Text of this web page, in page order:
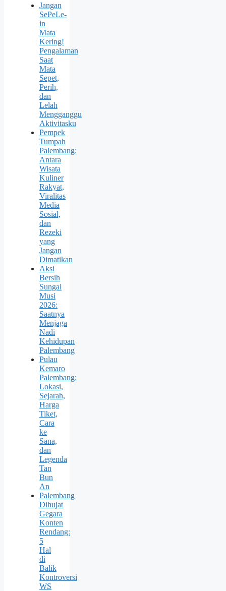
Jangan
SePeLe-
in
Mata
Kering!
Pengalaman
Saat
Mata
Sepet,
Perih,
dan
Lelah
Mengganggu
Aktivitasku
Pempek
Tumpah
Palembang:
Antara
Wisata
Kuliner
Rakyat,
Viralitas
Media
Sosial,
dan
Rezeki
yang
Jangan
Dimatikan
Aksi
Bersih
Sungai
Musi
2026:
Saatnya
Menjaga
Nadi
Kehidupan
Palembang
Pulau
Kemaro
Palembang:
Lokasi,
Sejarah,
Harga
Tiket,
Cara
ke
Sana,
dan
Legenda
Tan
Bun
An
Palembang
Dihujat
Gegara
Konten
Rendang:
5
Hal
di
Balik
Kontroversi
WS